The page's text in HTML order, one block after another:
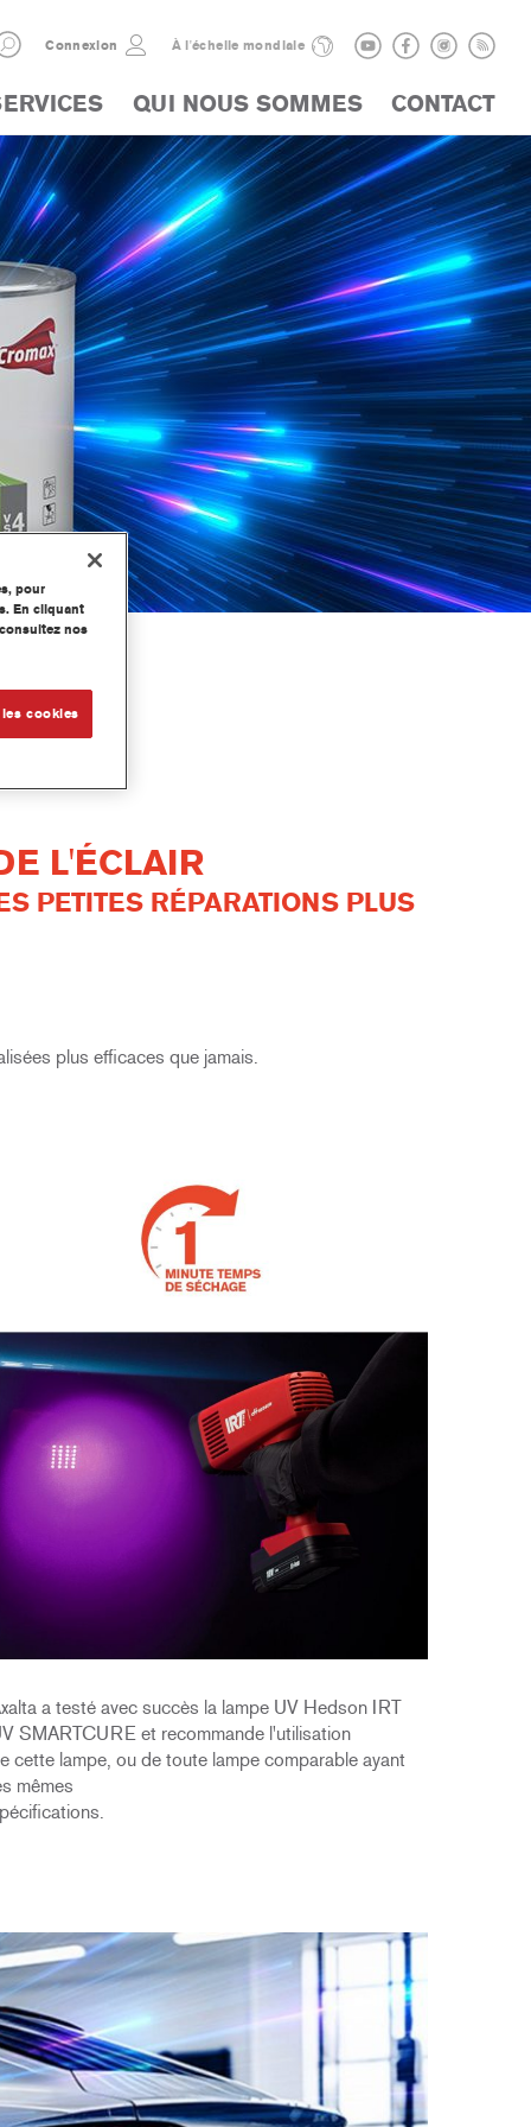
Connexion À l'échelle mondiale
QUI NOUS SOMMES CONTACT
L'ÉCLAIR
PETITES RÉPARATIONS PLUS
plus efficaces que jamais.
a testé avec succès la lampe UV Hedson IRT
SMARTCURE et recommande l'utilisation
cette lampe, ou de toute lampe comparable ayant
mêmes
pour
En cliquant
nos
cookies